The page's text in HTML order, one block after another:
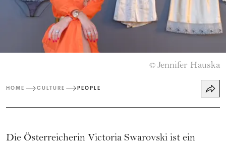
© Jennifer Hauska
HOME CULTURE PEOPLE
Die Österreicherin Victoria Swarovski ist ein